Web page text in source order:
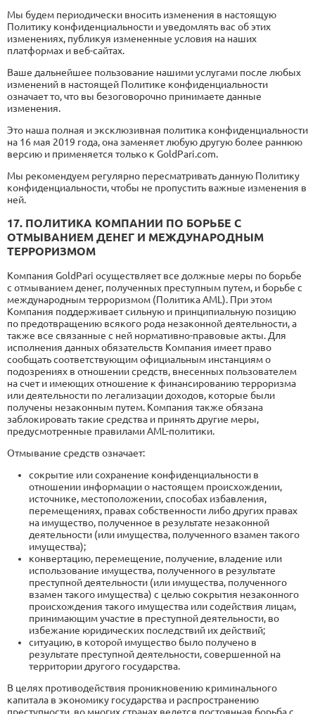
Мы будем периодически вносить изменения в настоящую
Политику конфиденциальности и уведомлять вас об этих
изменениях, публикуя измененные условия на наших
платформах и веб-сайтах.
Ваше дальнейшее пользование нашими услугами после любых
изменений в настоящей Политике конфиденциальности
означает то, что вы безоговорочно принимаете данные
изменения.
Это наша полная и эксклюзивная политика конфиденциальности
на 16 мая 2019 года, она заменяет любую другую более раннюю
версию и применяется только к GoldPari.com.
Мы рекомендуем регулярно пересматривать данную Политику
конфиденциальности, чтобы не пропустить важные изменения в
ней.
17. ПОЛИТИКА КОМПАНИИ ПО БОРЬБЕ С
ОТМЫВАНИЕМ ДЕНЕГ И МЕЖДУНАРОДНЫМ
ТЕРРОРИЗМОМ
Компания GoldPari осуществляет все должные меры по борьбе
с отмыванием денег, полученных преступным путем, и борьбе с
международным терроризмом (Политика AML). При этом
Компания поддерживает сильную и принципиальную позицию
по предотвращению всякого рода незаконной деятельности, а
также все связанные с ней нормативно-правовые акты. Для
исполнения данных обязательств Компания имеет право
сообщать соответствующим официальным инстанциям о
подозрениях в отношении средств, внесенных пользователем
на счет и имеющих отношение к финансированию терроризма
или деятельности по легализации доходов, которые были
получены незаконным путем. Компания также обязана
заблокировать такие средства и принять другие меры,
предусмотренные правилами AML-политики.
Отмывание средств означает:
сокрытие или сохранение конфиденциальности в
отношении информации о настоящем происхождении,
источнике, местоположении, способах избавления,
перемещениях, правах собственности либо других правах
на имущество, полученное в результате незаконной
деятельности (или имущества, полученного взамен такого
имущества);
конвертацию, перемещение, получение, владение или
использование имущества, полученного в результате
преступной деятельности (или имущества, полученного
взамен такого имущества) с целью сокрытия незаконного
происхождения такого имущества или содействия лицам,
принимающим участие в преступной деятельности, во
избежание юридических последствий их действий;
ситуацию, в которой имущество было получено в
результате преступной деятельности, совершенной на
территории другого государства.
В целях противодействия проникновению криминального
капитала в экономику государства и распространению
преступности, во многих странах ведется постоянная борьба с